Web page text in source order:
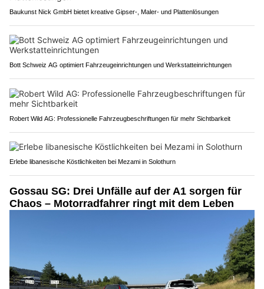
Baukunst Nick GmbH bietet kreative Gipser-, Maler- und Plattenlösungen
Bott Schweiz AG optimiert Fahrzeugeinrichtungen und Werkstatteinrichtungen
Robert Wild AG: Professionelle Fahrzeugbeschriftungen für mehr Sichtbarkeit
Erlebe libanesische Köstlichkeiten bei Mezami in Solothurn
Gossau SG: Drei Unfälle auf der A1 sorgen für
Chaos – Motorradfahrer ringt mit dem Leben